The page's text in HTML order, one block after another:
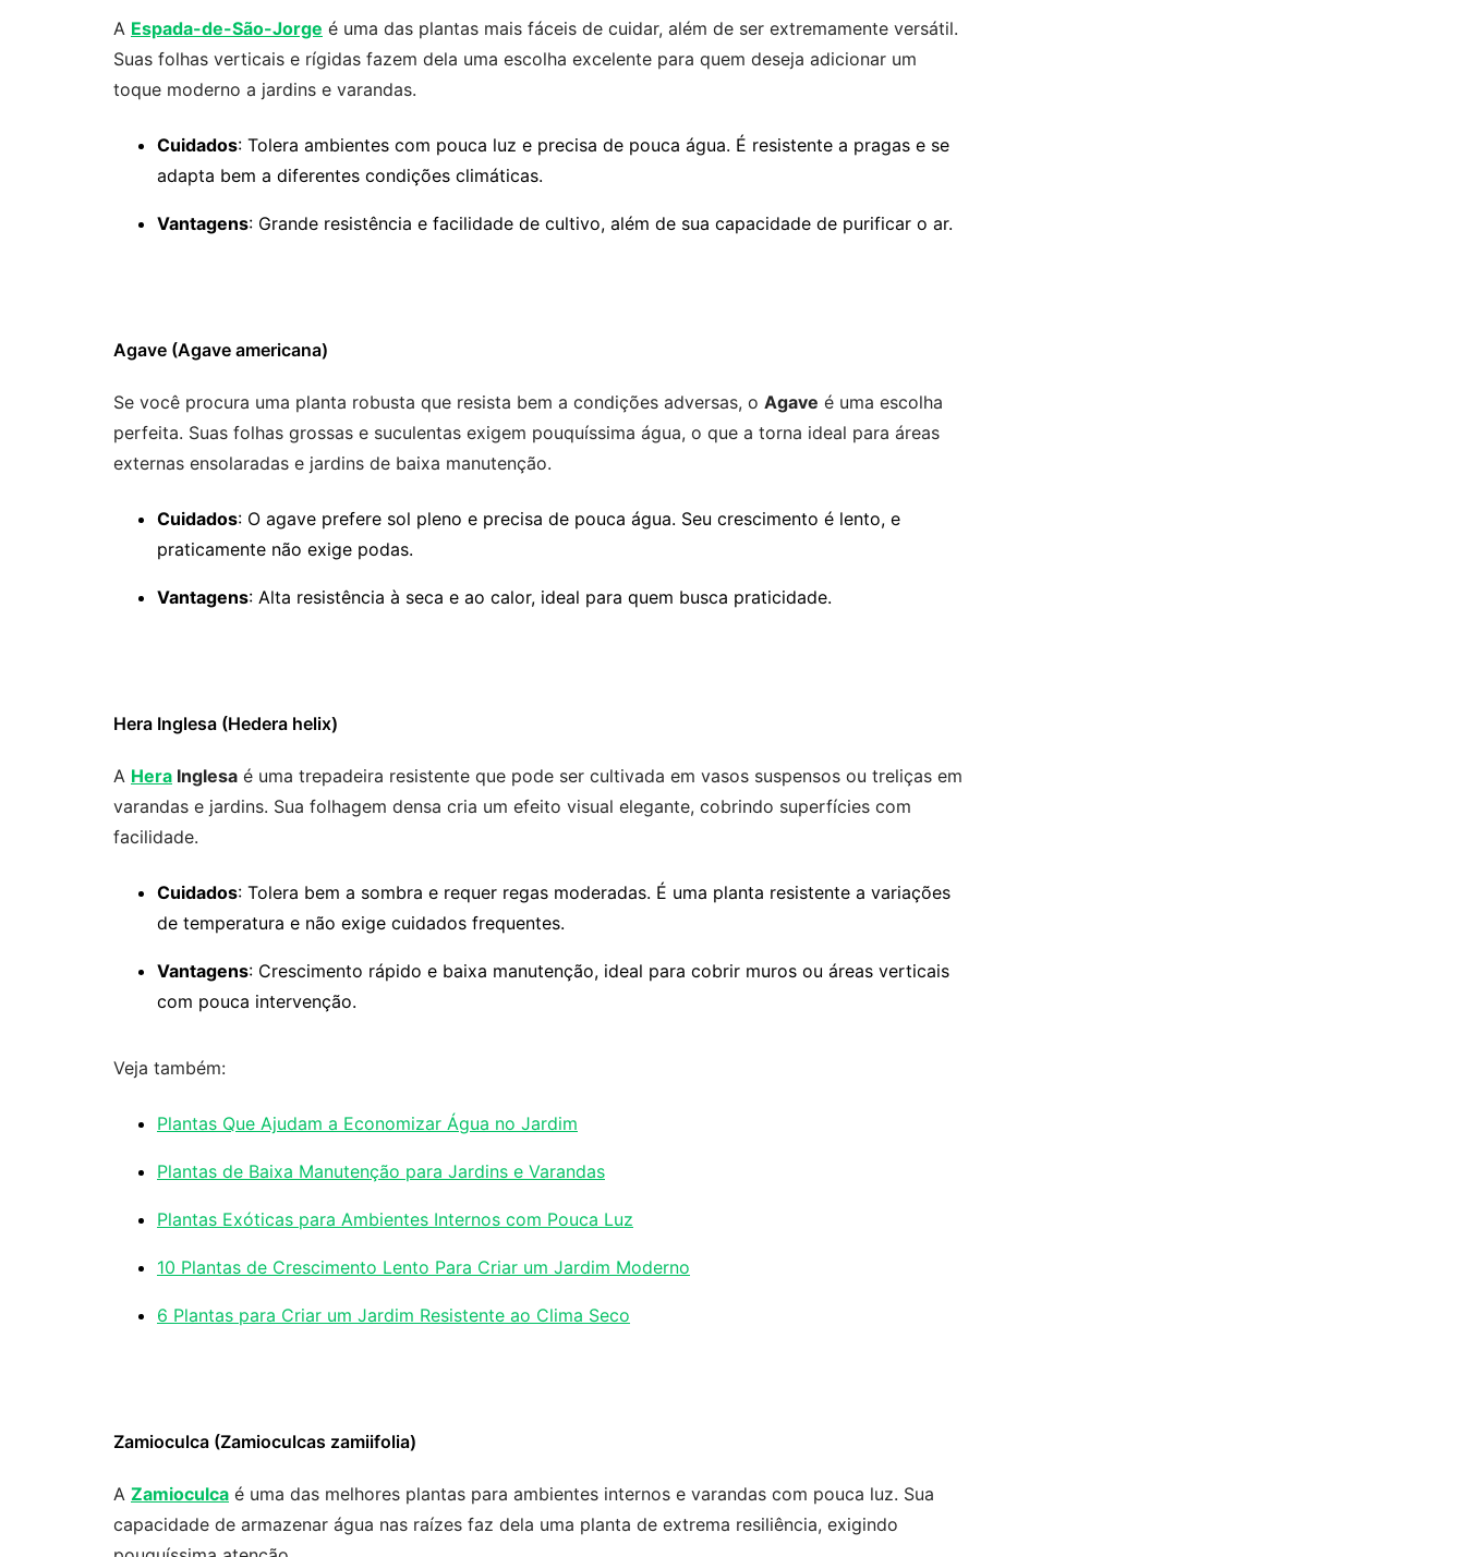
A Espada-de-São-Jorge é uma das plantas mais fáceis de cuidar, além de ser extremamente versátil.
Suas folhas verticais e rígidas fazem dela uma escolha excelente para quem deseja adicionar um
toque moderno a jardins e varandas.
Cuidados: Tolera ambientes com pouca luz e precisa de pouca água. É resistente a pragas e se
adapta bem a diferentes condições climáticas.
Vantagens: Grande resistência e facilidade de cultivo, além de sua capacidade de purificar o ar.
Agave (Agave americana)
Se você procura uma planta robusta que resista bem a condições adversas, o Agave é uma escolha
perfeita. Suas folhas grossas e suculentas exigem pouquíssima água, o que a torna ideal para áreas
externas ensolaradas e jardins de baixa manutenção.
Cuidados: O agave prefere sol pleno e precisa de pouca água. Seu crescimento é lento, e
praticamente não exige podas.
Vantagens: Alta resistência à seca e ao calor, ideal para quem busca praticidade.
Hera Inglesa (Hedera helix)
A Hera Inglesa é uma trepadeira resistente que pode ser cultivada em vasos suspensos ou treliças em
varandas e jardins. Sua folhagem densa cria um efeito visual elegante, cobrindo superfícies com
facilidade.
Cuidados: Tolera bem a sombra e requer regas moderadas. É uma planta resistente a variações
de temperatura e não exige cuidados frequentes.
Vantagens: Crescimento rápido e baixa manutenção, ideal para cobrir muros ou áreas verticais
com pouca intervenção.
Veja também:
Plantas Que Ajudam a Economizar Água no Jardim
Plantas de Baixa Manutenção para Jardins e Varandas
Plantas Exóticas para Ambientes Internos com Pouca Luz
10 Plantas de Crescimento Lento Para Criar um Jardim Moderno
6 Plantas para Criar um Jardim Resistente ao Clima Seco
Zamioculca (Zamioculcas zamiifolia)
A Zamioculca é uma das melhores plantas para ambientes internos e varandas com pouca luz. Sua
capacidade de armazenar água nas raízes faz dela uma planta de extrema resiliência, exigindo